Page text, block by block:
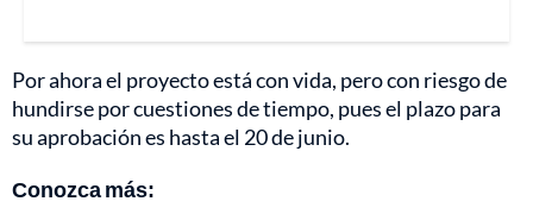
Por ahora el proyecto está con vida, pero con riesgo de
hundirse por cuestiones de tiempo, pues el plazo para
su aprobación es hasta el 20 de junio.
Conozca más: